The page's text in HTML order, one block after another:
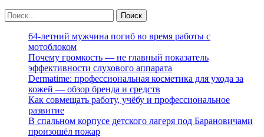
64-летний мужчина погиб во время работы с
мотоблоком
Почему громкость — не главный показатель
эффективности слухового аппарата
Dermatime: профессиональная косметика для ухода за
кожей — обзор бренда и средств
Как совмещать работу, учёбу и профессиональное
развитие
В спальном корпусе детского лагеря под Барановичами
произошёл пожар